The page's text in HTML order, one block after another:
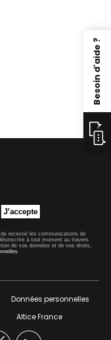
Besoin d'aide ?
J’accepte
recevoir les communications de
à tout moment au travers
de vos données et de vos droits,
.
Données personnelles
Altice France